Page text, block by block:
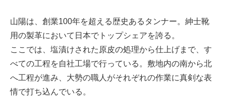
山陽は、創業100年を超える歴史あるタンナー。紳士靴
用の製革において日本でトップシェアを誇る。
ここでは、塩漬けされた原皮の処理から仕上げまで、す
べての工程を自社工場で行っている。敷地内の南から北
へ工程が進み、大勢の職人がそれぞれの作業に真剣な表
情で打ち込んでいる。